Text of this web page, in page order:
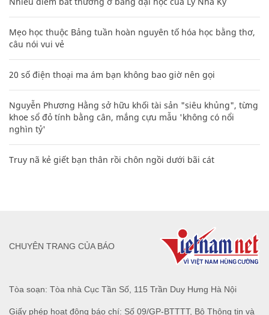
Mẹo học thuộc Bảng tuần hoàn nguyên tố hóa học bằng thơ,
câu nói vui vẻ
20 số điện thoại ma ám bạn không bao giờ nên gọi
Nguyễn Phương Hằng sở hữu khối tài sản "siêu khủng", từng
khoe sổ đỏ tính bằng cân, mắng cựu mẫu 'không có nổi
nghìn tỷ'
Truy nã kẻ giết bạn thân rồi chôn ngồi dưới bãi cát
Tòa soạn: Tòa nhà Cục Tần Số, 115 Trần Duy Hưng Hà Nội
Giấy phép hoạt động báo chí: Số 09/GP-BTTTT, Bộ Thông tin và
CHUYÊN TRANG CỦA BÁO